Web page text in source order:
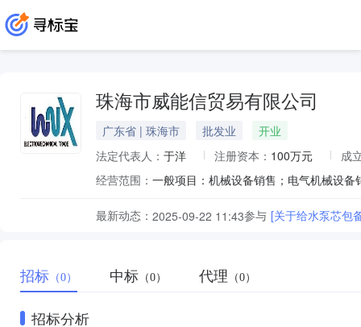
珠海市威能信贸易有限公司
广东省 | 珠海市 批发业
开业
法定代表人： 于洋 注册资本： 100万元
成
经营范围：
最新动态： 2025-09-22 11:43参与 [关于给水泵芯包
招标 （0） 中标 （0） 代理 （0）
招标分析